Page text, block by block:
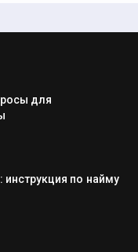
для
по найму